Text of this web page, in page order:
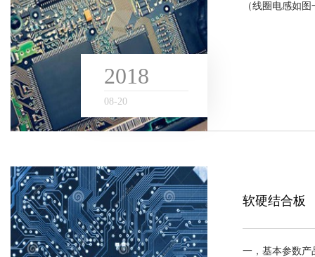
2018
08-20
（线圈电感如
软硬结合板
一，基本参数产